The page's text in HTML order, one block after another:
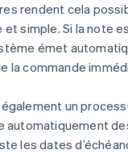
rendent cela
simple. Si la note
émet
la commande
un
automatiquement
les dates